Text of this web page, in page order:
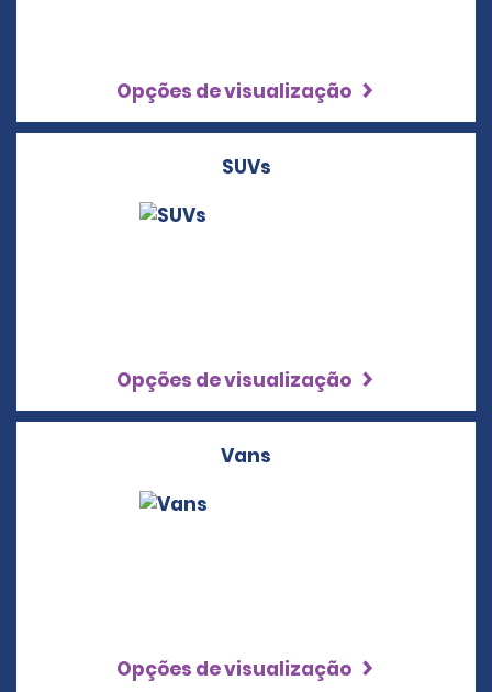
Opções de visualização
SUVs
Opções de visualização
Vans
Opções de visualização